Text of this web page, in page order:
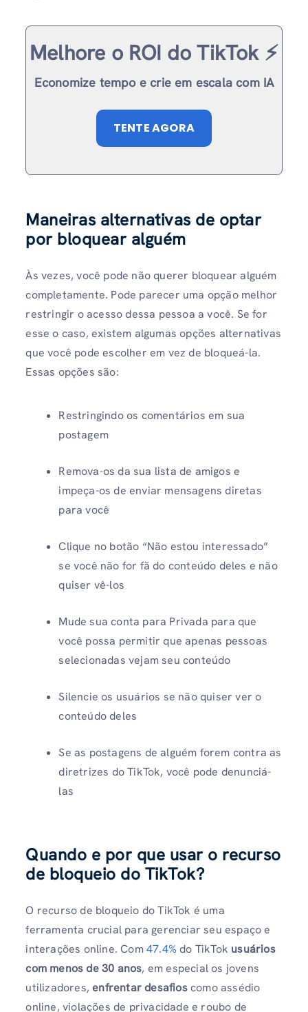
Melhore o ROI do TikTok ⚡️
Economize tempo e crie em escala com IA
TENTE AGORA
Maneiras alternativas de optar
por bloquear alguém
Às vezes, você pode não querer bloquear alguém
completamente. Pode parecer uma opção melhor
restringir o acesso dessa pessoa a você. Se for
esse o caso, existem algumas opções alternativas
que você pode escolher em vez de bloqueá-la.
Essas opções são:
Restringindo os comentários em sua
postagem
Remova-os da sua lista de amigos e
impeça-os de enviar mensagens diretas
para você
Clique no botão “Não estou interessado”
se você não for fã do conteúdo deles e não
quiser vê-los
Mude sua conta para Privada para que
você possa permitir que apenas pessoas
selecionadas vejam seu conteúdo
Silencie os usuários se não quiser ver o
conteúdo deles
Se as postagens de alguém forem contra as
diretrizes do TikTok, você pode denunciá-
las
Quando e por que usar o recurso
de bloqueio do TikTok?
O recurso de bloqueio do TikTok é uma
ferramenta crucial para gerenciar seu espaço e
interações online. Com47.4% do TikTok usuários
com menos de 30 anos, em especial os jovens
utilizadores,enfrentar desafioscomo assédio
online, violações de privacidade e roubo de